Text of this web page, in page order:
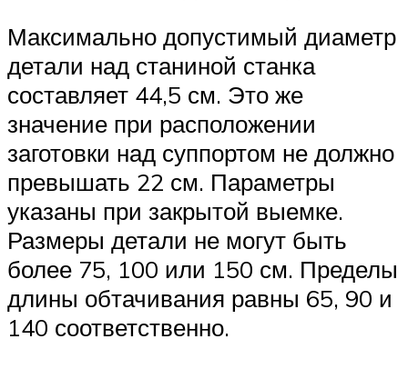
Максимально допустимый диаметр
детали над станиной станка
составляет 44,5 см. Это же
значение при расположении
заготовки над суппортом не должно
превышать 22 см. Параметры
указаны при закрытой выемке.
Размеры детали не могут быть
более 75, 100 или 150 см. Пределы
длины обтачивания равны 65, 90 и
140 соответственно.